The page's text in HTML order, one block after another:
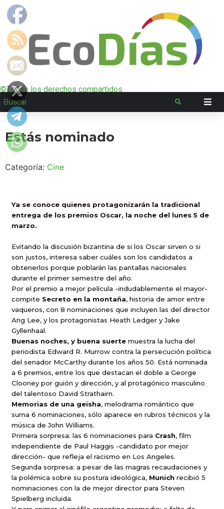
©Todos los derechos compartidos
Estás nominado
Categoría: Cine
Ya se conoce quienes protagonizarán la tradicional
entrega de los premios Oscar, la noche del lunes 5 de
marzo.
Evitando la discusión bizantina de si los Oscar sirven o si
son justos, interesa saber cuáles son los candidatos a
obtenerlos porque poblarán las pantallas nacionales
durante el primer semestre del año.
Por el premio a mejor película -indudablemente el mayor-
compite Secreto en la montaña, historia de amor entre
vaqueros, con 8 nominaciones que incluyen las del director
Ang Lee, y los protagonistas Heath Ledger y Jake
Gyllenhaal.
Buenas noches, y buena suerte muestra la lucha del
periodista Edward R. Murrow contra la persecución política
del senador McCarthy durante los años 50. Está nominada
a 6 premios, entre los que destacan el doble a George
Clooney por guión y dirección, y al protagónico masculino
del talentoso David Strathairn.
Memorias de una geisha, melodrama romántico que
suma 6 nominaciones, sólo aparece en rubros técnicos y la
música de John Williams.
Primera sorpresa: las 6 nominaciones para Crash, film
independiente de Paul Haggis -candidato por mejor
dirección- que refleja el racismo en Los Angeles.
Segunda sorpresa: a pesar de las magras recaudaciones y
la polémica sobre su postura ideológica, Munich recibió 5
nominaciones con la de mejor director para Steven
Spielberg incluida.